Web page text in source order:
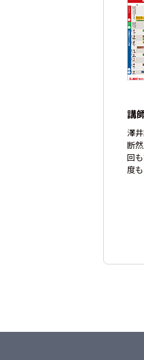
講
澤
断
回
度